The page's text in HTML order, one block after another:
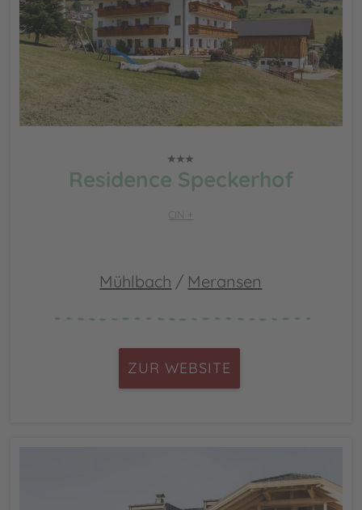
Residence Speckerhof
CIN +
Mühlbach / Meransen
ZUR WEBSITE